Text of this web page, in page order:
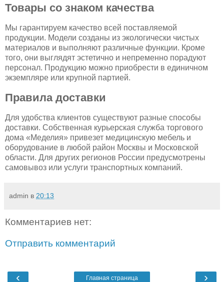
Товары со знаком качества
Мы гарантируем качество всей поставляемой
продукции. Модели созданы из экологически чистых
материалов и выполняют различные функции. Кроме
того, они выглядят эстетично и непременно порадуют
персонал. Продукцию можно приобрести в единичном
экземпляре или крупной партией.
Правила доставки
Для удобства клиентов существуют разные способы
доставки. Собственная курьерская служба торгового
дома «Меделия» привезет медицинскую мебель и
оборудование в любой район Москвы и Московской
области. Для других регионов России предусмотрены
самовывоз или услуги транспортных компаний.
admin в 20:13
Комментариев нет:
Отправить комментарий
‹ ›
Главная страница